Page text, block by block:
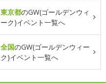
東京都のGW(ゴールデンウィ
ーク)イベント一覧へ
全国のGW(ゴールデンウィー
ク)イベント一覧へ